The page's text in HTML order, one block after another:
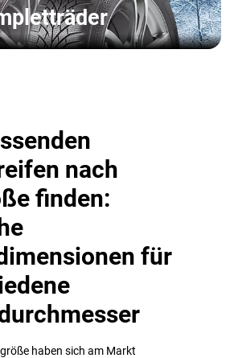
nach
finden:
für
haben sich am Markt